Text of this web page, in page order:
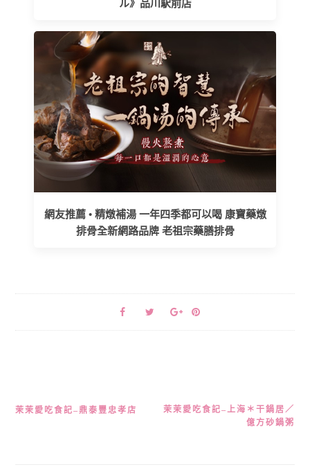
ル》品川駅前店
網友推薦 • 精燉補湯 一年四季都可以喝 康寶藥燉
排骨全新網路品牌 老祖宗藥膳排骨
文
茉茉愛吃食記–鼎泰豐忠孝店
茉茉愛吃食記–上海＊干鍋居／
億方砂鍋粥